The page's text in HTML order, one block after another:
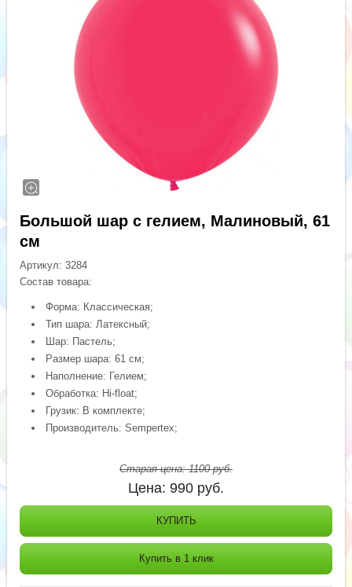
Большой шар с гелием, Малиновый, 61
см
Артикул:3284
Состав товара:
Форма: Классическая;
Тип шара: Латексный;
Шар: Пастель;
Размер шара: 61 см;
Наполнение: Гелием;
Обработка: Hi-float;
Грузик: В комплекте;
Производитель: Sempertex;
Старая цена:1100руб.
Цена: 990 руб.
КУПИТЬ
Купить в 1 клик